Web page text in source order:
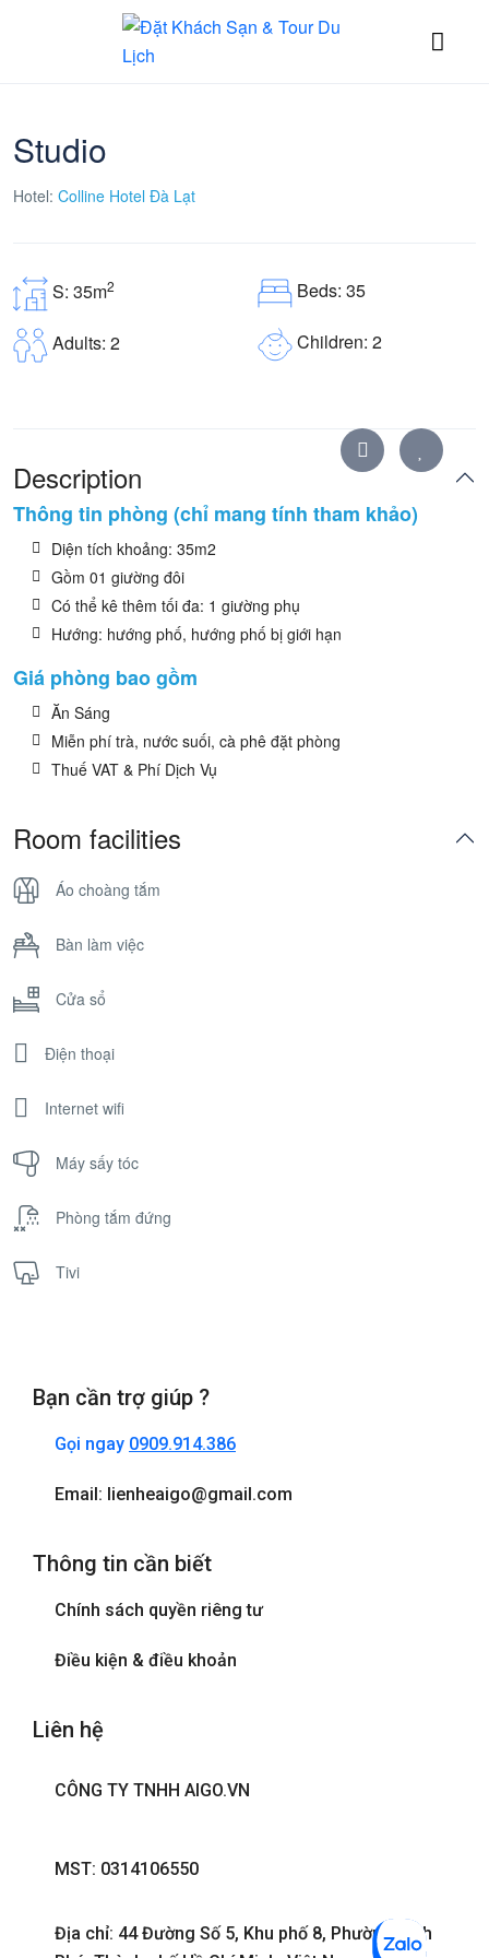
Studio
Hotel: Colline Hotel Đà Lạt
S: 35m2 Beds: 35
Adults: 2 Children: 2
Description
Thông tin phòng (chỉ mang tính tham khảo)
Diện tích khoảng: 35m2
Gồm 01 giường đôi
Có thể kê thêm tối đa: 1 giường phụ
Hướng: hướng phố, hướng phố bị giới hạn
Giá phòng bao gồm
Ăn Sáng
Miễn phí trà, nước suối, cà phê đặt phòng
Thuế VAT & Phí Dịch Vụ
Room facilities
Áo choàng tắm
Bàn làm việc
Cửa sổ
Điện thoại
Internet wifi
Máy sấy tóc
Phòng tắm đứng
Tivi
Bạn cần trợ giúp ?
Gọi ngay 0909.914.386
Email: lienheaigo@gmail.com
Thông tin cần biết
Chính sách quyền riêng tư
Điều kiện & điều khoản
Liên hệ
CÔNG TY TNHH AIGO.VN
MST: 0314106550
Địa chỉ: 44 Đường Số 5, Khu phố 8, Phường Bình